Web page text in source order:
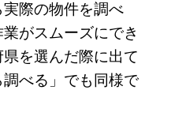
際の物件を調べ
がスムーズにでき
を選んだ際に出て
べる」でも同様で